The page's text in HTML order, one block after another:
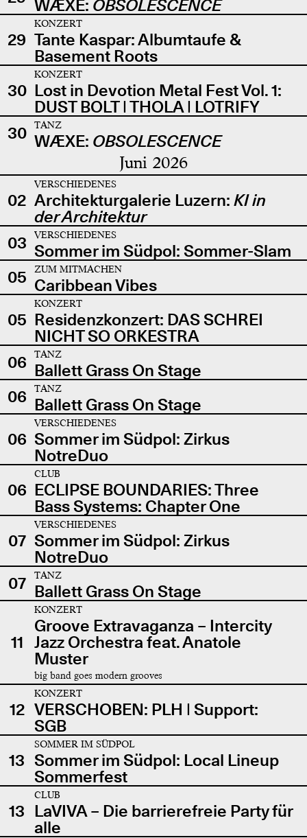
WÆXE: OBSOLESCENCE
29
KONZERT
Tante Kaspar: Albumtaufe &
Basement Roots
30
KONZERT
Lost in Devotion Metal Fest Vol. 1:
DUST BOLT | THOLA | LOTRIFY
30
TANZ
WÆXE: OBSOLESCENCE
Juni 2026
02
VERSCHIEDENES
Architekturgalerie Luzern: KI in
der Architektur
03
VERSCHIEDENES
Sommer im Südpol: Sommer-Slam
05
ZUM MITMACHEN
Caribbean Vibes
05
KONZERT
Residenzkonzert: DAS SCHREI
NICHT SO ORKESTRA
06
TANZ
Ballett Grass On Stage
06
TANZ
Ballett Grass On Stage
06
VERSCHIEDENES
Sommer im Südpol: Zirkus
NotreDuo
06
CLUB
ECLIPSE BOUNDARIES: Three
Bass Systems: Chapter One
07
VERSCHIEDENES
Sommer im Südpol: Zirkus
NotreDuo
07
TANZ
Ballett Grass On Stage
11
KONZERT
Groove Extravaganza – Intercity
Jazz Orchestra feat. Anatole
Muster
big band goes modern grooves
12
KONZERT
VERSCHOBEN: PLH | Support:
SGB
13
SOMMER IM SÜDPOL
Sommer im Südpol: Local Lineup
Sommerfest
13
CLUB
LaVIVA – Die barrierefreie Party für
alle